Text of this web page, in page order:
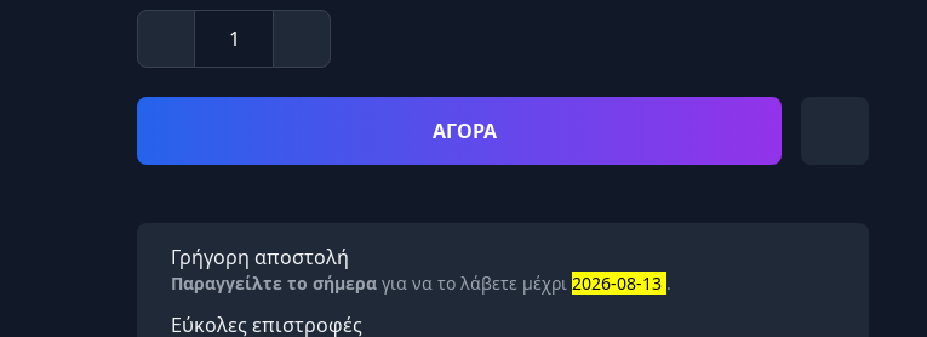
ΑΓΟΡΑ
Γρήγορη αποστολή
Παραγγείλτε το σήμερα για να το λάβετε μέχρι 2026-08-13 .
Εύκολες επιστροφές